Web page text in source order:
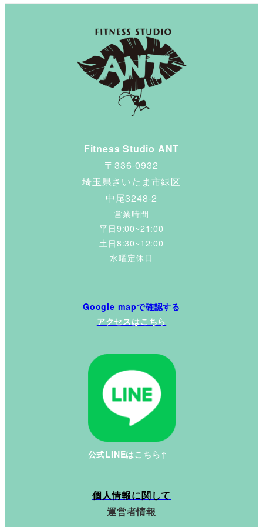
Fitness Studio ANT
〒336-0932
埼玉県さいたま市緑区
中尾3248-2
営業時間
平日9:00~21:00
土日8:30~12:00
水曜定休日
Google mapで確認する
アクセスはこちら
公式LINEはこちら↑
個人情報に関して
運営者情報